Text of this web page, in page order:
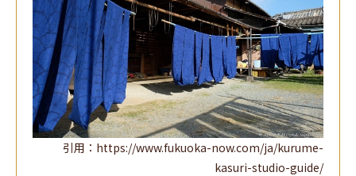
引用：https://www.fukuoka-now.com/ja/kurume-
kasuri-studio-guide/